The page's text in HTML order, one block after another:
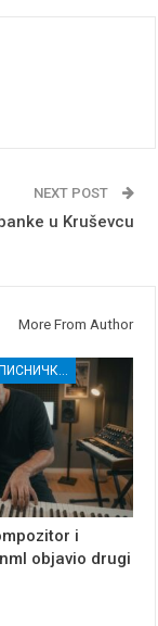
NEXT POST
u Kruševcu
More From Author
ЈАЧАЊЕ ДОПИСНИЧКЕ МРЕЖЕ НЕЗАВИСНИХ МЕДИЈА У РАСИНСКОМ ОКРУГУ
i
objavio drugi